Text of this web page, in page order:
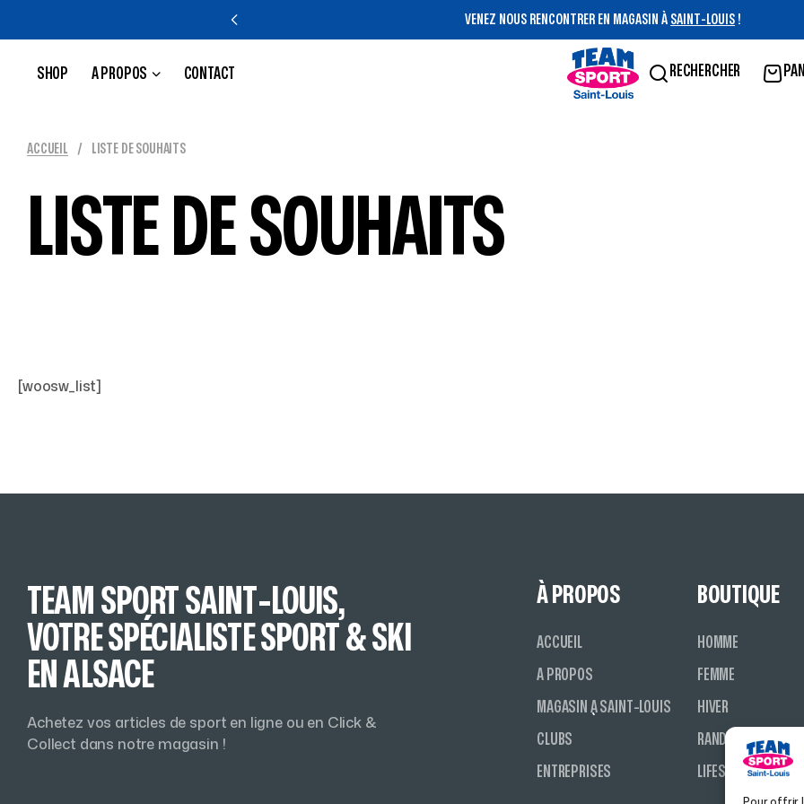
VENEZ NOUS RENCONTRER EN MAGASIN À SAINT-LOUIS !
SHOP A PROPOS CONTACT RECHERCHER
LISTE DE SOUHAITS
ACCUEIL / LISTE DE SOUHAITS
[woosw_list]
TEAM SPORT SAINT-LOUIS,
VOTRE SPÉCIALISTE SPORT & SKI
EN ALSACE
Achetez vos articles de sport en ligne ou en Click &
Collect dans notre magasin !
À PROPOS
ACCUEIL
A PROPOS
MAGASIN À SAINT-LOUIS
CLUBS
ENTREPRISES
BOUTIQUE
HOMME
FEMME
HIVER
RANDONNÉE
LIFESTYLE